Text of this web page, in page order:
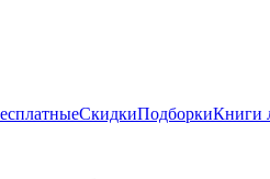
СкидкиПодборкиКниги